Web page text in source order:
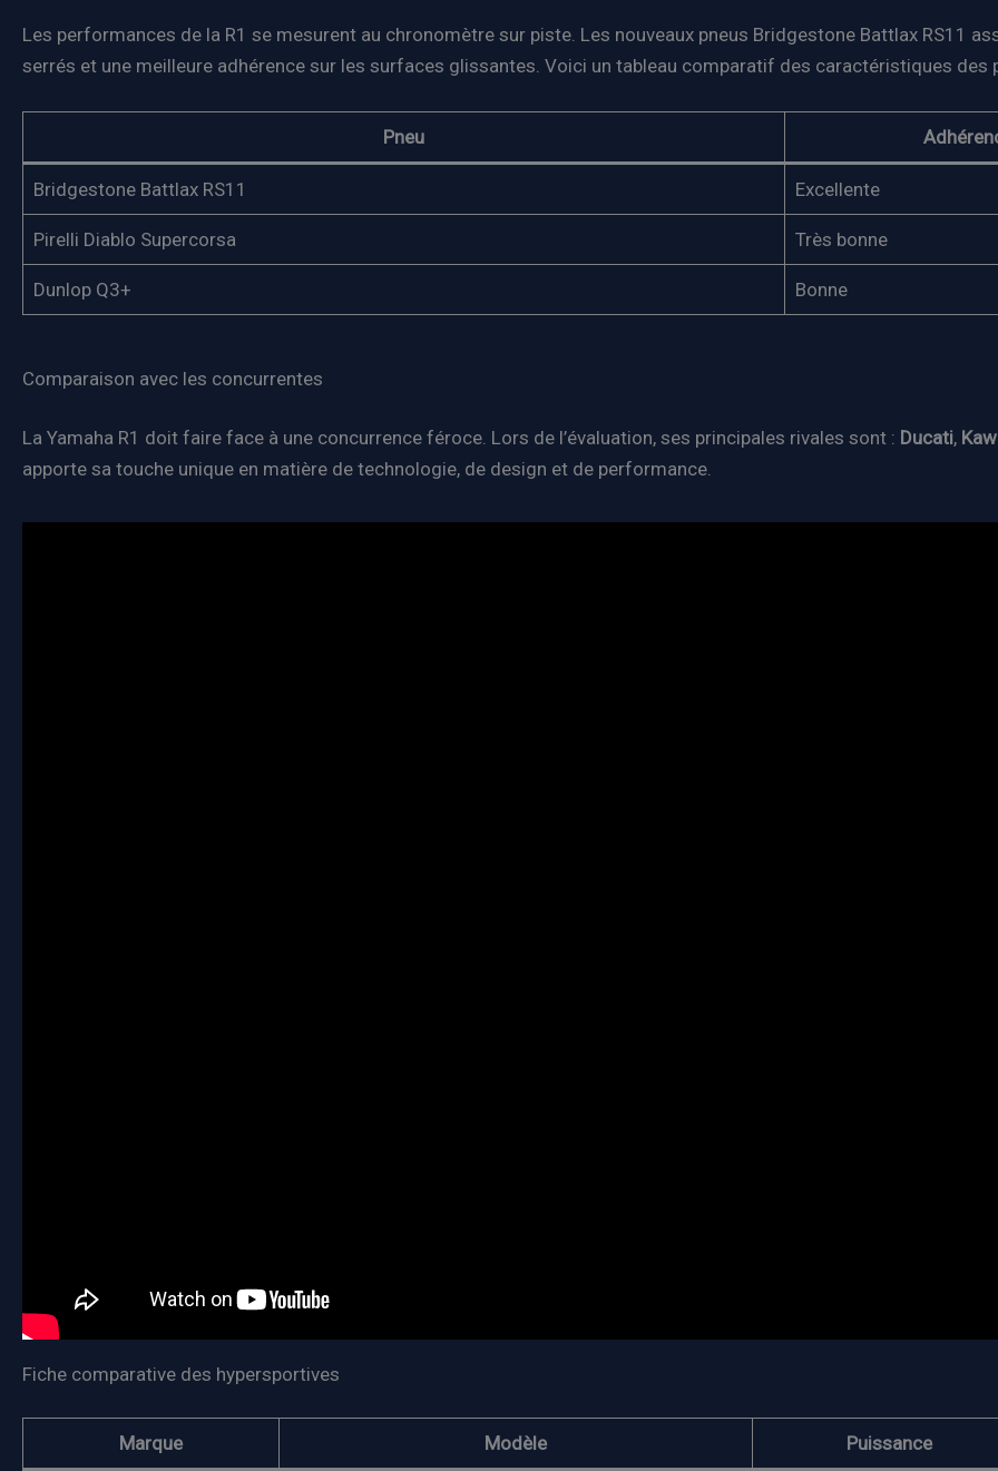
Les performances de la R1 se mesurent au chronomètre sur piste. Les nouveaux pneus Bridgestone Battlax RS11
serrés et une meilleure adhérence sur les surfaces glissantes. Voici un tableau comparatif des caractéristiques des
Pneu
Bridgestone Battlax RS11 Excellente
Pirelli Diablo Supercorsa Très bonne
Dunlop Q3+ Bonne
Comparaison avec les concurrentes
La Yamaha R1 doit faire face à une concurrence féroce. Lors de l’évaluation, ses principales rivales sont : Ducati,
apporte sa touche unique en matière de technologie, de design et de performance.
Fiche comparative des hypersportives
Marque Modèle Puissance